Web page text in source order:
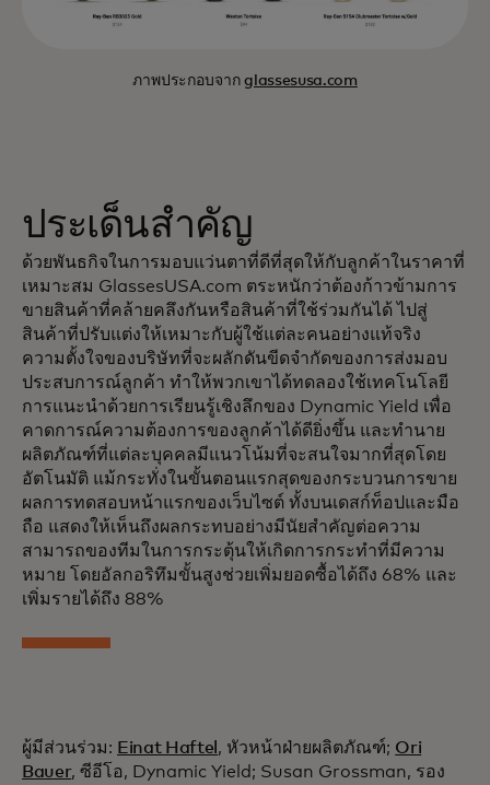
ภาพประกอบจากglassesusa.com
ประเด็นสำคัญ
ด้วยพันธกิจในการมอบแว่นตาที่ดีที่สุดให้กับลูกค้าในราคาที่
เหมาะสม GlassesUSA.com ตระหนักว่าต้องก้าวข้ามการ
ขายสินค้าที่คล้ายคลึงกันหรือสินค้าที่ใช้ร่วมกันได้ ไปสู่
สินค้าที่ปรับแต่งให้เหมาะกับผู้ใช้แต่ละคนอย่างแท้จริง
ความตั้งใจของบริษัทที่จะผลักดันขีดจำกัดของการส่งมอบ
ประสบการณ์ลูกค้า ทำให้พวกเขาได้ทดลองใช้เทคโนโลยี
การแนะนำด้วยการเรียนรู้เชิงลึกของ Dynamic Yield เพื่อ
คาดการณ์ความต้องการของลูกค้าได้ดียิ่งขึ้น และทำนาย
ผลิตภัณฑ์ที่แต่ละบุคคลมีแนวโน้มที่จะสนใจมากที่สุดโดย
อัตโนมัติ แม้กระทั่งในขั้นตอนแรกสุดของกระบวนการขาย
ผลการทดสอบหน้าแรกของเว็บไซต์ ทั้งบนเดสก์ท็อปและมือ
ถือ แสดงให้เห็นถึงผลกระทบอย่างมีนัยสำคัญต่อความ
สามารถของทีมในการกระตุ้นให้เกิดการกระทำที่มีความ
หมาย โดยอัลกอริทึมขั้นสูงช่วยเพิ่มยอดซื้อได้ถึง 68% และ
เพิ่มรายได้ถึง 88%
ผู้มีส่วนร่วม: Einat Haftel , หัวหน้าฝ่ายผลิตภัณฑ์; Ori
Bauer, ซีอีโอ, Dynamic Yield; Susan Grossman, รอง